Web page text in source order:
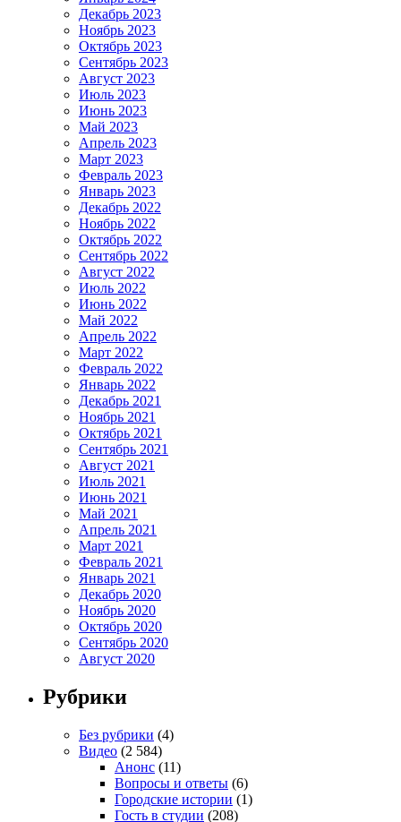
Декабрь 2023
Ноябрь 2023
Октябрь 2023
Сентябрь 2023
Август 2023
Июль 2023
Июнь 2023
Май 2023
Апрель 2023
Март 2023
Февраль 2023
Январь 2023
Декабрь 2022
Ноябрь 2022
Октябрь 2022
Сентябрь 2022
Август 2022
Июль 2022
Июнь 2022
Май 2022
Апрель 2022
Март 2022
Февраль 2022
Январь 2022
Декабрь 2021
Ноябрь 2021
Октябрь 2021
Сентябрь 2021
Август 2021
Июль 2021
Июнь 2021
Май 2021
Апрель 2021
Март 2021
Февраль 2021
Январь 2021
Декабрь 2020
Ноябрь 2020
Октябрь 2020
Сентябрь 2020
Август 2020
Рубрики
Без рубрики (4)
Видео (2 584)
Анонс (11)
Вопросы и ответы (6)
Городские истории (1)
Гость в студии (208)